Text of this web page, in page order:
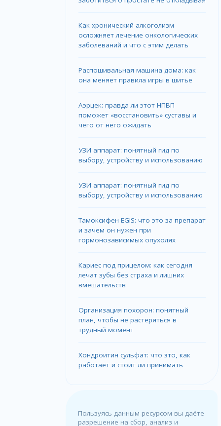
Как хронический алкоголизм
осложняет лечение онкологических
заболеваний и что с этим делать
Распошивальная машина дома: как
она меняет правила игры в шитье
Аэрцек: правда ли этот НПВП
поможет «восстановить» суставы и
чего от него ожидать
УЗИ аппарат: понятный гид по
выбору, устройству и использованию
УЗИ аппарат: понятный гид по
выбору, устройству и использованию
Тамоксифен EGIS: что это за препарат
и зачем он нужен при
гормонозависимых опухолях
Кариес под прицелом: как сегодня
лечат зубы без страха и лишних
вмешательств
Организация похорон: понятный
план, чтобы не растеряться в
трудный момент
Хондроитин сульфат: что это, как
работает и стоит ли принимать
Пользуясь данным ресурсом вы даёте
разрешение на сбор, анализ и